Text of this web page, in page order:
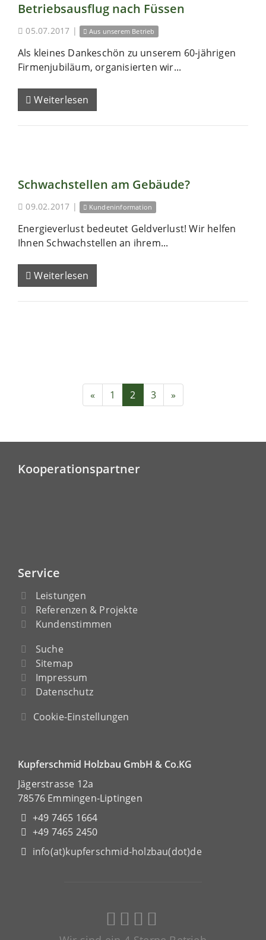
Betriebsausflug nach Füssen
05.07.2017 | Aus unserem Betrieb
Als kleines Dankeschön zu unserem 60-jährigen
Firmenjubiläum, organisierten wir...
Weiterlesen
Schwachstellen am Gebäude?
09.02.2017 | Kundeninformation
Energieverlust bedeutet Geldverlust! Wir helfen
Ihnen Schwachstellen an ihrem...
Weiterlesen
« 1 2 3 »
Kooperationspartner
Service
Leistungen
Referenzen & Projekte
Kundenstimmen
Suche
Sitemap
Impressum
Datenschutz
Cookie-Einstellungen
Kupferschmid Holzbau GmbH & Co.KG
Jägerstrasse 12a
78576 Emmingen-Liptingen
+49 7465 1664
+49 7465 2450
info(at)kupferschmid-holzbau(dot)de